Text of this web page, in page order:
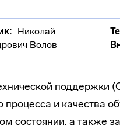
Николай
Волов
поддержки
процесса и качества
состоянии, а также